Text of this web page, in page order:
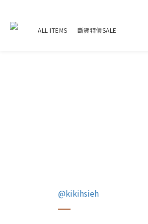
ALL ITEMS 斷貨特價SALE
@kikihsieh